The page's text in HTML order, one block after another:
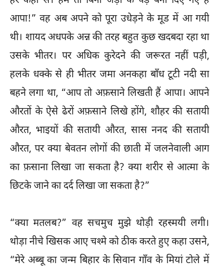
आपा!” वह अब अपने को पूरा उधेड़ने के मूड में आ गयी
थी। शायद अधपके अन्न की तरह बहुत कुछ खदबदा रहा था
उसके भीतर। पर अधिक कुरेदने की जरूरत नहीं पड़ी,
हलके धक्के से ही भीतर जमा अनकहा बाँध टूटी नदी सा
बहने लगा था, “आप तो अफ़साने लिखती हैं आपा। आपने
औरतों के ऐसे ढेरों अफ़साने लिखे होंगे, शौहर की सतायी
औरत, भाइयों की सतायी औरत, सास ननद की सतायी
औरत, पर क्या बेवतन लोगों की छाती में जलनेवाली आग
का फ़साना लिखा जा सकता है? क्या शरीर से आत्मा के
छिटके जाने का दर्द लिखा जा सकता है?”
“क्या मतलब?” वह सचमुच मुझे थोड़ी रहस्मयी लगी।
थोड़ा नीचे खिसक आए चश्मे को ठीक करते हुए कहा उसने,
“मेरे अब्बू का जन्म बिहार के सिवान गाँव के मियां टोले में